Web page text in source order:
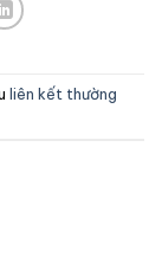
liên kết thường